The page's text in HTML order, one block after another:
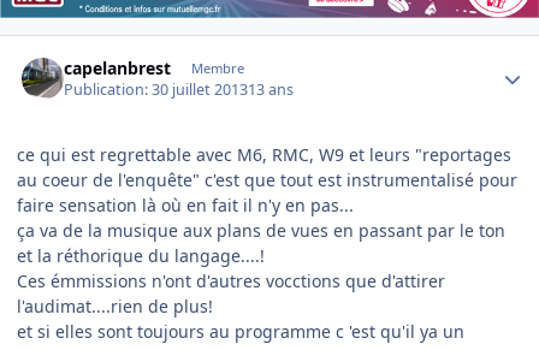
capelanbrest Membre
Publication:30 juillet 201313 ans
ce qui est regrettable avec M6, RMC, W9 et leurs "reportages
au coeur de l'enquête" c'est que tout est instrumentalisé pour
faire sensation là où en fait il n'y en pas...
ça va de la musique aux plans de vues en passant par le ton
et la réthorique du langage....!
Ces émmissions n'ont d'autres vocctions que d'attirer
l'audimat....rien de plus!
et si elles sont toujours au programme c 'est qu'il ya un